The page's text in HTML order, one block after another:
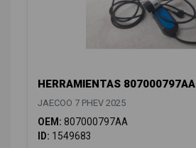
HERRAMIENTAS 807000797AA
JAECOO 7 PHEV 2025
OEM: 807000797AA
ID: 1549683